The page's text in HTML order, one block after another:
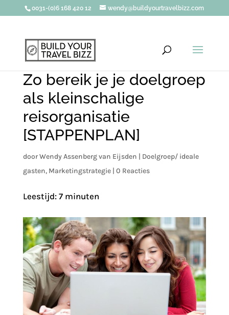
0031-(0)6 168 420 12 wendy@buildyourtravelbizz.com
Zo bereik je je doelgroep
als kleinschalige
reisorganisatie
[STAPPENPLAN]
doorWendy Assenberg van Eijsden | Doelgroep/ ideale
gasten, Marketingstrategie| 0 Reacties
Leestijd: 7 minuten